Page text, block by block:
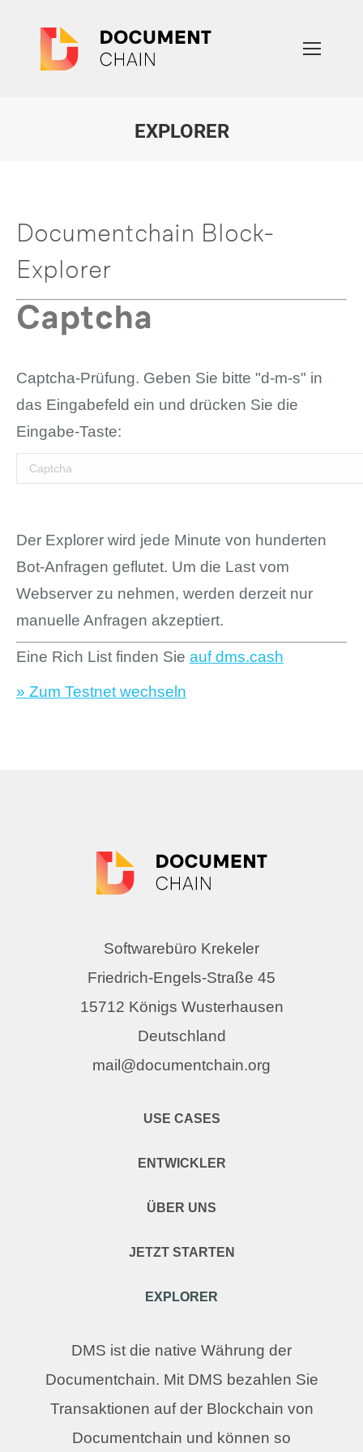
EXPLORER
Documentchain Block-
Explorer
Captcha
Captcha-Prüfung. Geben Sie bitte "d-m-s" in
das Eingabefeld ein und drücken Sie die
Eingabe-Taste:
Der Explorer wird jede Minute von hunderten
Bot-Anfragen geflutet. Um die Last vom
Webserver zu nehmen, werden derzeit nur
manuelle Anfragen akzeptiert.
Eine Rich List finden Sie auf dms.cash
» Zum Testnet wechseln
Softwarebüro Krekeler
Friedrich-Engels-Straße 45
15712 Königs Wusterhausen
Deutschland
mail@documentchain.org
USE CASES
ENTWICKLER
ÜBER UNS
JETZT STARTEN
EXPLORER
DMS ist die native Währung der
Documentchain. Mit DMS bezahlen Sie
Transaktionen auf der Blockchain von
Documentchain und können so